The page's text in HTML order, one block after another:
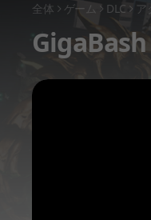
全体 ゲーム DLC